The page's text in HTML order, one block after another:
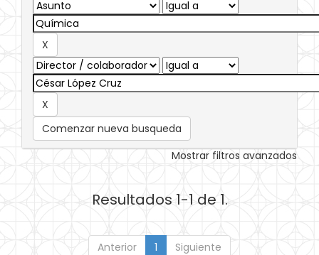
Comenzar nueva busqueda
Mostrar filtros avanzados
Resultados 1-1 de 1.
Anterior 1 Siguiente